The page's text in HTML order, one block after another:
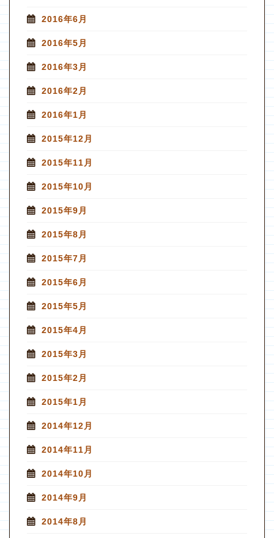
2016年6月
2016年5月
2016年3月
2016年2月
2016年1月
2015年12月
2015年11月
2015年10月
2015年9月
2015年8月
2015年7月
2015年6月
2015年5月
2015年4月
2015年3月
2015年2月
2015年1月
2014年12月
2014年11月
2014年10月
2014年9月
2014年8月